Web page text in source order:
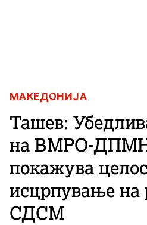
МАКЕДОНИЈА
Ташев:
на ВМРО-
покажува
исцрпување на
СДСМ